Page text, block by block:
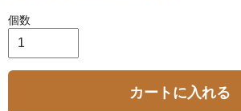
個数
カートに入れる